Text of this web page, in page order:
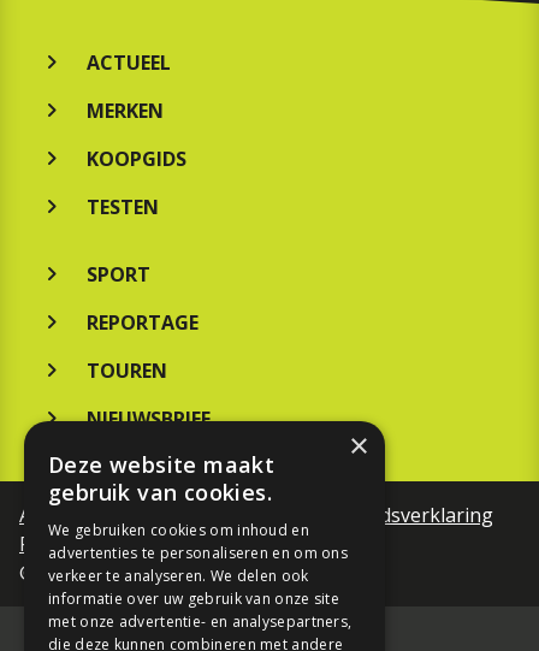
ACTUEEL
MERKEN
KOOPGIDS
TESTEN
SPORT
REPORTAGE
TOUREN
NIEUWSBRIEF
Algemene voorwaarden
Toegankelijkheidsverklaring
Privacy Policy
©Motorfreaks 2026
×
Deze website maakt
gebruik van cookies.
We gebruiken cookies om inhoud en
advertenties te personaliseren en om ons
verkeer te analyseren. We delen ook
informatie over uw gebruik van onze site
met onze advertentie- en analysepartners,
die deze kunnen combineren met andere